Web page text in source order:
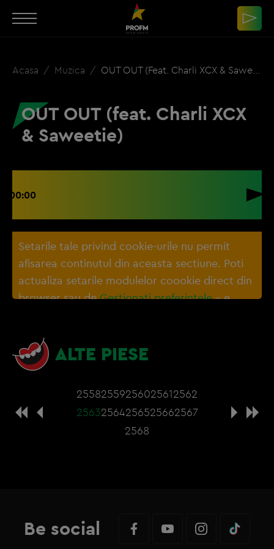
Acasa Muzica OUT OUT (feat. Charli XCX & Saweetie)
OUT OUT (feat. Charli XCX
& Saweetie)
00:00
Setarile tale privind cookie-urile nu permit
afisarea continutul din aceasta sectiune. Poti
actualiza setarile modulelor coookie direct din
browser sau deGestionați preferințele– e
ALTE PIESE
25582559256025612562
25632564256525662567
2568
Be social